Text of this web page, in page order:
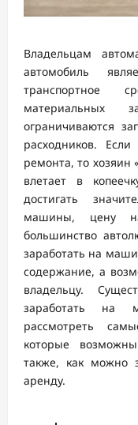
Владельцам
автомобиль
транспортное
материальных
ограничиваются
расходников.
ремонта, то хозяин
влетает в
достигать
машины, цену
большинство
заработать на
содержание, а
владельцу.
заработать на
рассмотреть
которые
также, как можно
аренду.